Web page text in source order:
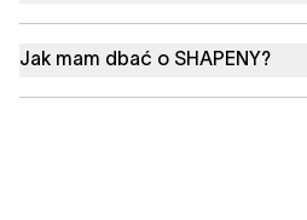
Jak mam dbać o SHAPENY?